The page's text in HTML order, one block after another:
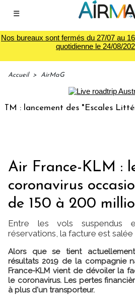
☰
Nos bureaux sont fermés du 27/07 au
quotidienne le 24/08/
Accueil > AirMaG
lancement des "Escales
Air France-KLM :
coronavirus
de 150 à 200
Entre les vols suspendus
réservations, la facture est salée
Alors que se tient
résultats 2019 de la compagnie
France-KLM vient de dévoiler la
le coronavirus. Les pertes
à plus d'un transporteur.